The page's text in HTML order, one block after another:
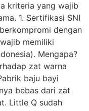
kriteria yang wajib
1. Sertifikasi SNI
dengan
memiliki
Mengapa?
zat warna
baju bayi
bebas dari zat
Little Q sudah